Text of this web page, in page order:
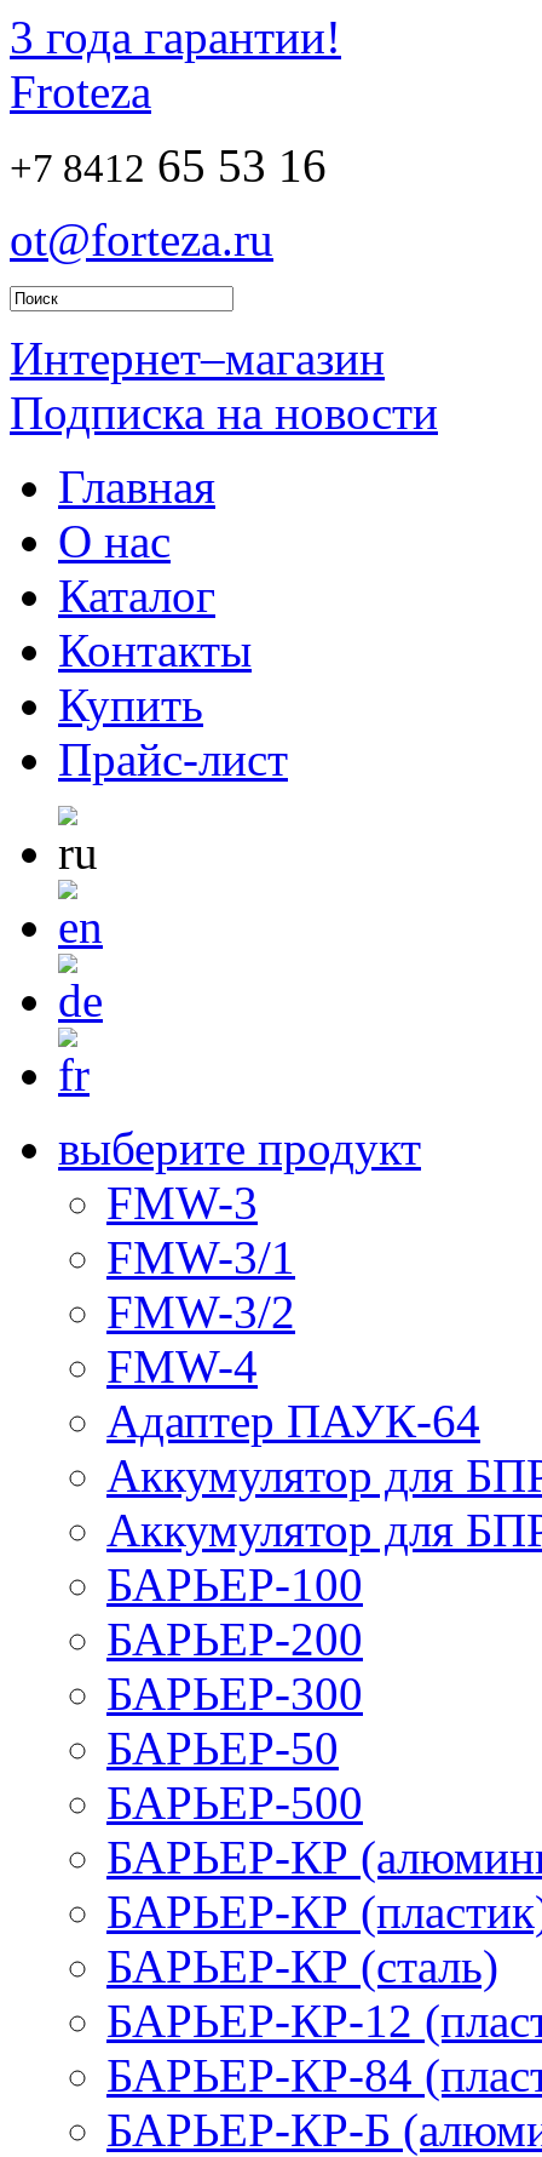
3 года гарантии!
Froteza
+7 8412 65 53 16
ot@forteza.ru
Интернет–магазин
Подписка на новости
Главная
О нас
Каталог
Контакты
Купить
Прайс-лист
выберите продукт
FMW-3
FMW-3/1
FMW-3/2
FMW-4
Адаптер ПАУК-64
Аккумулятор для
Аккумулятор для
БАРЬЕР-100
БАРЬЕР-200
БАРЬЕР-300
БАРЬЕР-50
БАРЬЕР-500
БАРЬЕР-КР
БАРЬЕР-КР
БАРЬЕР-КР (сталь)
БАРЬЕР-КР-12
БАРЬЕР-КР-84
БАРЬЕР-КР-Б